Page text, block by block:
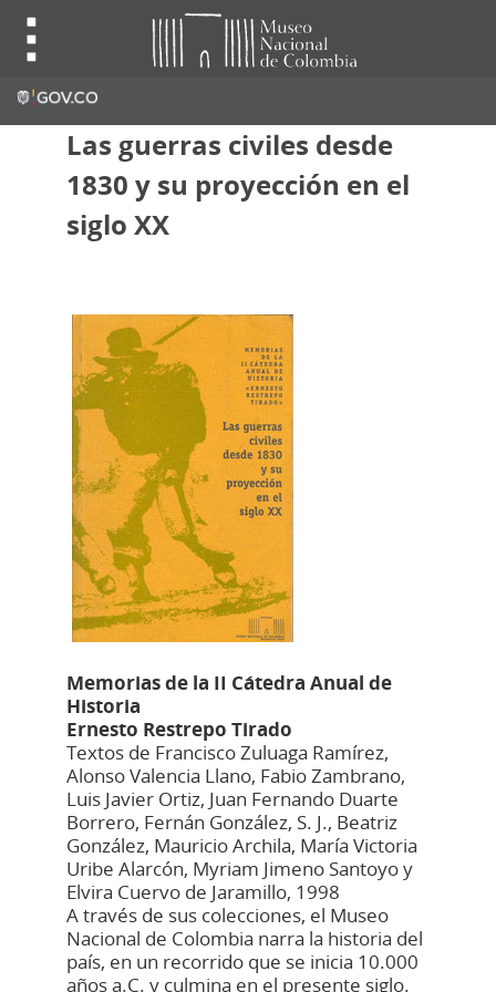
Las guerras civiles desde
1830 y su proyección en el
siglo XX
Memorias de la II Cátedra Anual de
Historia
Ernesto Restrepo Tirado
Textos de FranciscoZuluaga Ramírez,
Alonso Valencia Llano, Fabio Zambrano,
Luis Javier Ortiz, Juan Fernando Duarte
Borrero, Fernán González, S. J., Beatriz
González, Mauricio Archila, María Victoria
Uribe Alarcón, Myriam Jimeno Santoyo y
Elvira Cuervo de Jaramillo, 1998
A través de sus colecciones, el Museo
Nacional de Colombia narra la historia del
país, en un recorrido que se inicia 10.000
años a.C. y culmina en el presente siglo.